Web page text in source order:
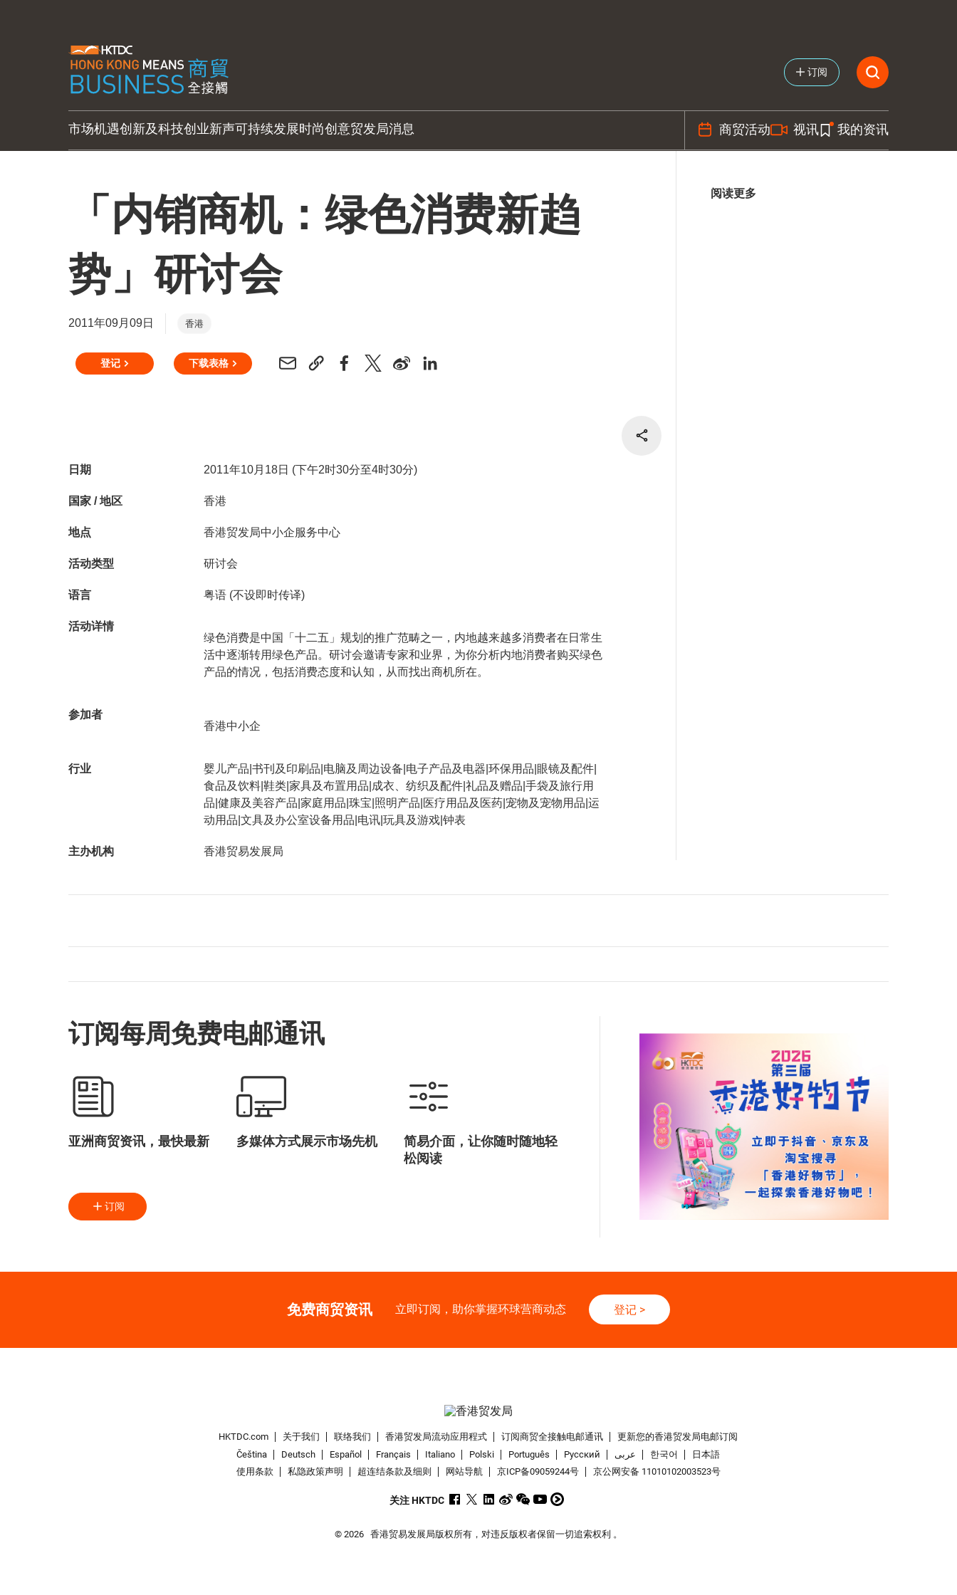
订阅
市场机遇创新及科技创业新声可持续发展时尚创意贸发局消息 商贸活动 视讯 我的资讯
「内销商机：绿色消费新趋
势」研讨会
2011年09月09日 香港
登记 下载表格
日期 2011年10月18日 (下午2时30分至4时30分)
国家 / 地区 香港
地点 香港贸发局中小企服务中心
活动类型 研讨会
语言 粤语 (不设即时传译)
活动详情
绿色消费是中国「十二五」规划的推广范畴之一，内地越来越多消费者在日常生
活中逐渐转用绿色产品。研讨会邀请专家和业界，为你分析内地消费者购买绿色
产品的情况，包括消费态度和认知，从而找出商机所在。
参加者
香港中小企
行业
婴儿产品|书刊及印刷品|电脑及周边设备|电子产品及电器|环保用品|眼镜及配件|
食品及饮料|鞋类|家具及布置用品|成衣、纺织及配件|礼品及赠品|手袋及旅行用
品|健康及美容产品|家庭用品|珠宝|照明产品|医疗用品及医药|宠物及宠物用品|运
动用品|文具及办公室设备用品|电讯|玩具及游戏|钟表
主办机构 香港贸易发展局
阅读更多
订阅每周免费电邮通讯
亚洲商贸资讯，最快最新 多媒体方式展示市场先机
简易介面，让你随时随地轻
松阅读
订阅
免费商贸资讯 立即订阅，助你掌握环球营商动态 登记>
HKTDC.com 关于我们 联络我们 香港贸发局流动应用程式 订阅商贸全接触电邮通讯
更新您的香港贸发局电邮订阅
Čeština
Deutsch Español Français Italiano Polski Português Pусский عربى 한국어
日本語
使用条款
私隐政策声明 超连结条款及细则 网站导航 京ICP备09059244号 京公网安备 11010102003523号
关注 HKTDC
© 2026 香港贸易发展局版权所有，对违反版权者保留一切追索权利 。